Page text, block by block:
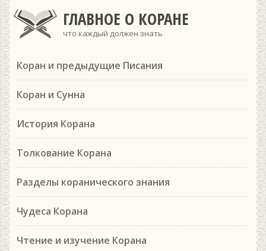
ГЛАВНОЕ О КОРАНЕ
что каждый должен знать
Коран и предыдущие Писания
Коран и Сунна
История Корана
Толкование Корана
Разделы коранического знания
Чудеса Корана
Чтение и изучение Корана